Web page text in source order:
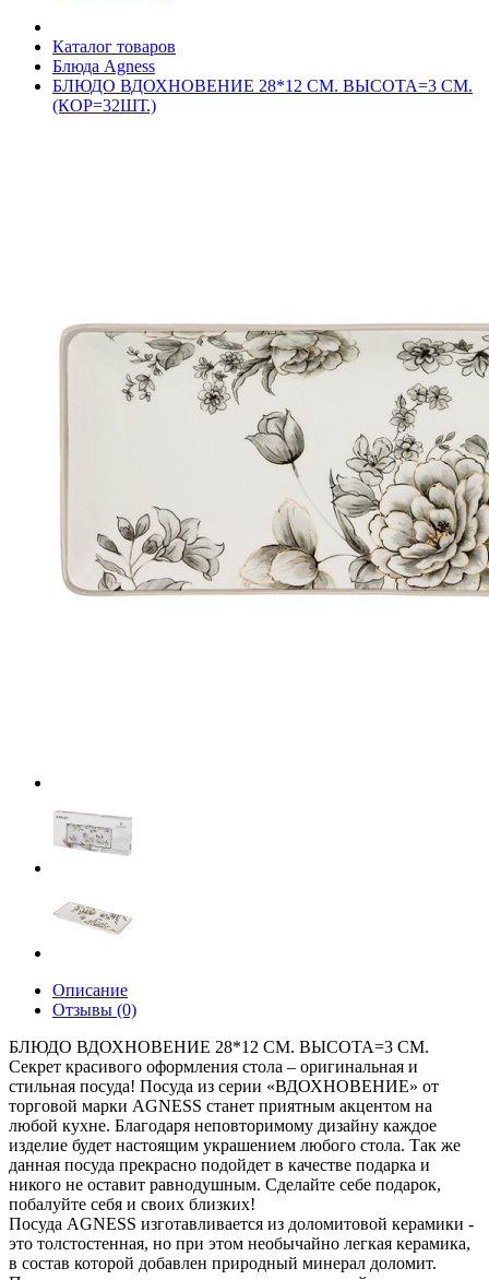
Каталог товаров
Блюда Agness
БЛЮДО ВДОХНОВЕНИЕ 28*12 СМ. ВЫСОТА=3 СМ.
(КОР=32ШТ.)
Описание
Отзывы (0)
БЛЮДО ВДОХНОВЕНИЕ 28*12 СМ. ВЫСОТА=3 СМ.
Секрет красивого оформления стола – оригинальная и
стильная посуда! Посуда из серии «ВДОХНОВЕНИЕ» от
торговой марки AGNESS станет приятным акцентом на
любой кухне. Благодаря неповторимому дизайну каждое
изделие будет настоящим украшением любого стола. Так же
данная посуда прекрасно подойдет в качестве подарка и
никого не оставит равнодушным. Сделайте себе подарок,
побалуйте себя и своих близких!
Посуда AGNESS изготавливается из доломитовой керамики -
это толстостенная, но при этом необычайно легкая керамика,
в состав которой добавлен природный минерал доломит.